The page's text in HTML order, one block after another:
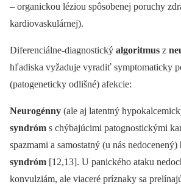
–⁠ organickou léziou spôsobenej poruchy
kardiovaskulárnej).
Diferenciálne-diagnostický algoritmus z
hľadiska vyžaduje vyradiť symptomaticky
(patogeneticky odlišné) afekcie:
Neurogénny (ale aj latentný
syndróm s chýbajúcimi patognostickými
spazmami a samostatný (u nás nedocenený)
syndróm [12,13]. U panického ataku
konvulziám, ale viaceré príznaky sa